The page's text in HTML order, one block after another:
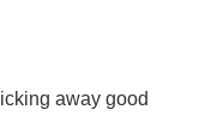
away good